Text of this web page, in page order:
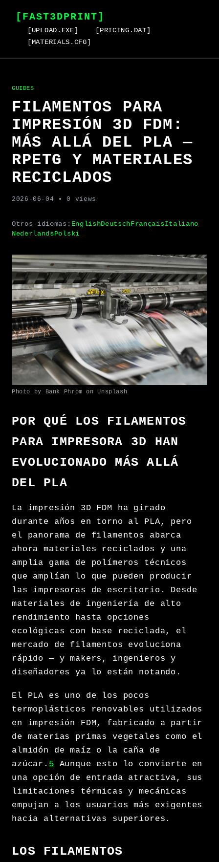
[FAST3DPRINT]
[UPLOAD.EXE]
[PRICING.DAT]
[MATERIALS.CFG]
GUIDES
FILAMENTOS PARA
IMPRESIÓN 3D FDM:
MÁS ALLÁ DEL PLA —
RPETG Y MATERIALES
RECICLADOS
2026-06-04 • 0 views
Otros idiomas: EnglishDeutschFrançaisItaliano
NederlandsPolski
Photo by Bank Phrom on Unsplash
POR QUÉ LOS FILAMENTOS
PARA IMPRESORA 3D HAN
EVOLUCIONADO MÁS ALLÁ
DEL PLA
La impresión 3D FDM ha girado
durante años en torno al PLA, pero
el panorama de filamentos abarca
ahora materiales reciclados y una
amplia gama de polímeros técnicos
que amplían lo que pueden producir
las impresoras de escritorio. Desde
materiales de ingeniería de alto
rendimiento hasta opciones
ecológicas con base reciclada, el
mercado de filamentos evoluciona
rápido — y makers, ingenieros y
diseñadores ya lo están notando.
El PLA es uno de los pocos
termoplásticos renovables utilizados
en impresión FDM, fabricado a partir
de materias primas vegetales como el
almidón de maíz o la caña de
azúcar. 5 Aunque esto lo convierte en
una opción de entrada atractiva, sus
limitaciones térmicas y mecánicas
empujan a los usuarios más exigentes
hacia alternativas superiores.
LOS FILAMENTOS